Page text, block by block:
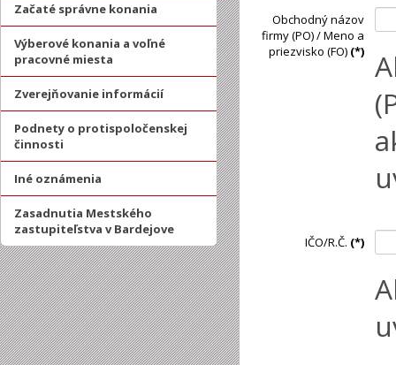
Začaté správne konania
Výberové konania a voľné
pracovné miesta
Zverejňovanie informácií
Podnety o protispoločenskej
činnosti
Iné oznámenia
Zasadnutia Mestského
zastupiteľstva v Bardejove
Obchodný názov
firmy (PO) / Meno a
priezvisko (FO) (*)
IČO/R.Č. (*)